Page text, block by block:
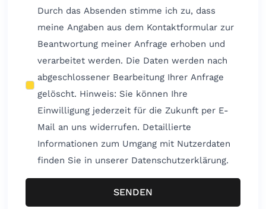
Durch das Absenden stimme ich zu, dass
meine Angaben aus dem Kontaktformular zur
Beantwortung meiner Anfrage erhoben und
verarbeitet werden. Die Daten werden nach
abgeschlossener Bearbeitung Ihrer Anfrage
gelöscht. Hinweis: Sie können Ihre
Einwilligung jederzeit für die Zukunft per E-
Mail an uns widerrufen. Detaillierte
Informationen zum Umgang mit Nutzerdaten
finden Sie in unserer Datenschutzerklärung.
SENDEN